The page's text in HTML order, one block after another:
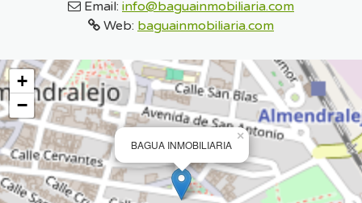
Email: info@baguainmobiliaria.com
Web: baguainmobiliaria.com
BAGUA INMOBILIARIA
×
+
−